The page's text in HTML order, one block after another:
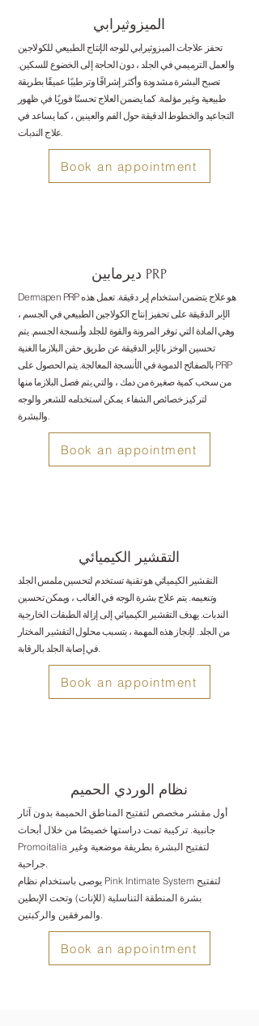
الميزوثيرابي
تحفز علاجات الميزوثيرابي للوجه الإنتاج الطبيعي للكولاجين
والعمل الترميمي في الجلد ، دون الحاجة إلى الخضوع للسكين.
تصبح البشرة مشدودة وأكثر إشراقًا وترطيبًا عميقًا بطريقة
طبيعية وغير مؤلمة. كما يضمن العلاج تحسنًا فوريًا في ظهور
التجاعيد والخطوط الدقيقة حول الفم والعينين ، كما يساعد في
علاج الندبات.
Book an appointment
ديرمابين PRP
Dermapen PRP هو علاج يتضمن استخدام إبر دقيقة. تعمل هذه
الإبر الدقيقة على تحفيز إنتاج الكولاجين الطبيعي في الجسم ،
وهي المادة التي توفر المرونة والقوة للجلد وأنسجة الجسم. يتم
تحسين الوخز بالإبر الدقيقة عن طريق حقن البلازما الغنية
بالصفائح الدموية في الأنسجة المعالجة. يتم الحصول على PRP
من سحب كمية صغيرة من دمك ، والتي يتم فصل البلازما منها
لتركيز خصائص الشفاء. يمكن استخدامه للشعر والوجه
والبشرة.
Book an appointment
التقشير الكيميائي
التقشير الكيميائي هو تقنية تستخدم لتحسين ملمس الجلد
وتنعيمه. يتم علاج بشرة الوجه في الغالب ، ويمكن تحسين
الندبات. يهدف التقشير الكيميائي إلى إزالة الطبقات الخارجية
من الجلد. لإنجاز هذه المهمة ، يتسبب محلول التقشير المختار
في إصابة الجلد بالرقابة.
Book an appointment
نظام الوردي الحميم
أول مقشر مخصص لتفتيح المناطق الحميمة بدون آثار
جانبية. تركيبة تمت دراستها خصيصًا من خلال أبحاث
Promoitalia لتفتيح البشرة بطريقة موضعية وغير
جراحية.
يوصى باستخدام نظام Pink Intimate System لتفتيح
بشرة المنطقة التناسلية (للإناث) وتحت الإبطين
والمرفقين والركبتين.
Book an appointment